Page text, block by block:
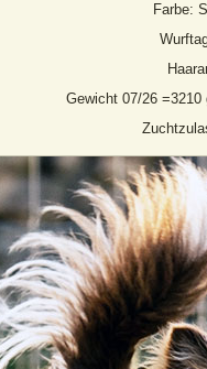
Farbe:
Gewicht 07/26